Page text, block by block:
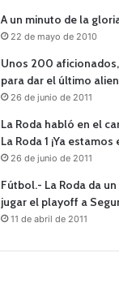
A un minuto de la
22 de mayo de 2010
Unos 200
para dar el último
26 de junio de 2011
La Roda habló en el
La Roda 1 ¡Ya
26 de junio de 2011
Fútbol.- La Roda da
jugar el playoff a
11 de abril de 2011